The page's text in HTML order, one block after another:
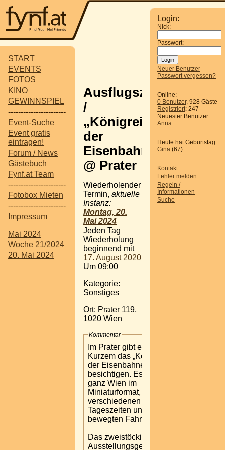
START
EVENTS
FOTOS
KINO
GEWINNSPIEL
-----------------------
Event-Suche
Event gratis
eintragen!
Forum / News
Gästebuch
Fynf.at Team
-----------------------
Fotobox Mieten
-----------------------
Impressum
Mai 2024
Woche 21/2024
20. Mai 2024
Login:
Nick:
Passwort:
Neuer Benutzer
Passwort vergessen?
Online:
0 Benutzer, 928 Gäste
Registriert: 247
Neuester Benutzer:
Anna
Heute hat Geburtstag:
Gina (67)
Kontakt
Fehler melden
Regeln /
Informationen
Suche
Ausflugsziel
/
„Königreich
der
Eisenbahnen“
@ Prater
Wiederholender
Termin, aktuelle
Instanz:
Montag, 20.
Mai 2024
Jeden Tag
Wiederholung
beginnend mit
17. August 2020
Um 09:00
Kategorie:
Sonstiges
Ort: Prater 119,
1020 Wien
Kommentar
Im Prater gibt es seit
Kurzem das „Königreich
der Eisenbahnen“ zu
besichtigen. Es zeigt
ganz Wien im
Miniaturformat, zu
verschiedenen
Tageszeiten und mit
bewegten Fahrzeugen.
Das zweistöckige
Ausstellungsgebäude